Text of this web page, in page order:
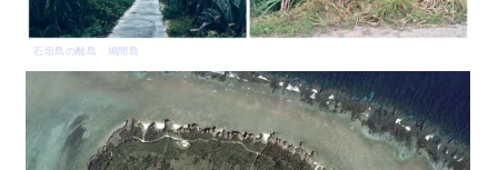
石垣島の離島 鳩間島